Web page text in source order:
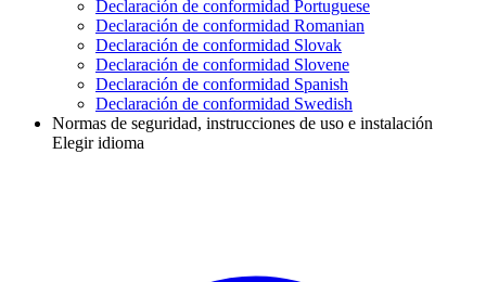
Declaración de conformidad Portuguese
Declaración de conformidad Romanian
Declaración de conformidad Slovak
Declaración de conformidad Slovene
Declaración de conformidad Spanish
Declaración de conformidad Swedish
Normas de seguridad, instrucciones de uso e instalación
Elegir idioma